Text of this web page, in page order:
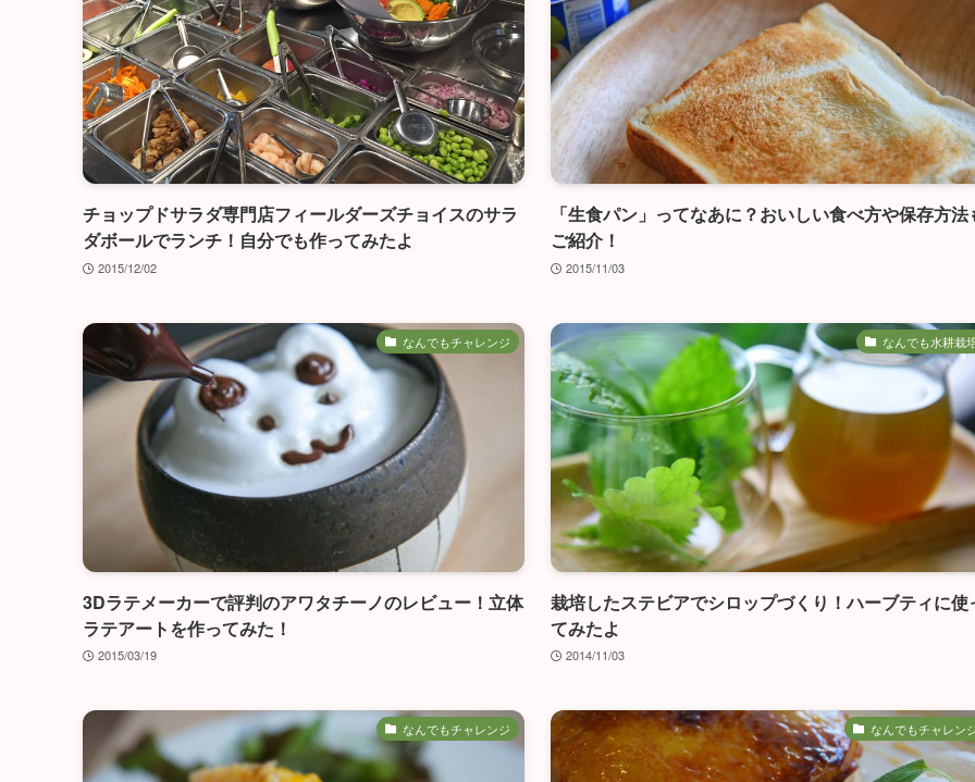
チョップドサラダ専門店フィールダーズチョイスのサラ
ダボールでランチ！自分でも作ってみたよ
2015/12/02
「生食パン」ってなあに？おいしい食べ方や保存方法
ご紹介！
2015/11/03
なんでもチャレンジ
3Dラテメーカーで評判のアワタチーノのレビュー！立体
ラテアートを作ってみた！
2015/03/19
なんでも水耕栽
栽培したステビアでシロップづくり！ハーブティに使
てみたよ
2014/11/03
なんでもチャレンジ なんでもチャレン